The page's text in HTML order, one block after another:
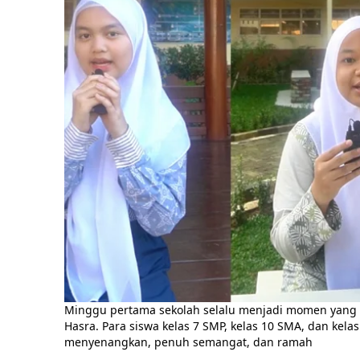
Minggu pertama sekolah selalu menjadi momen
Hasra. Para siswa kelas 7 SMP, kelas 10 SMA, dan
menyenangkan, penuh semangat, dan ramah